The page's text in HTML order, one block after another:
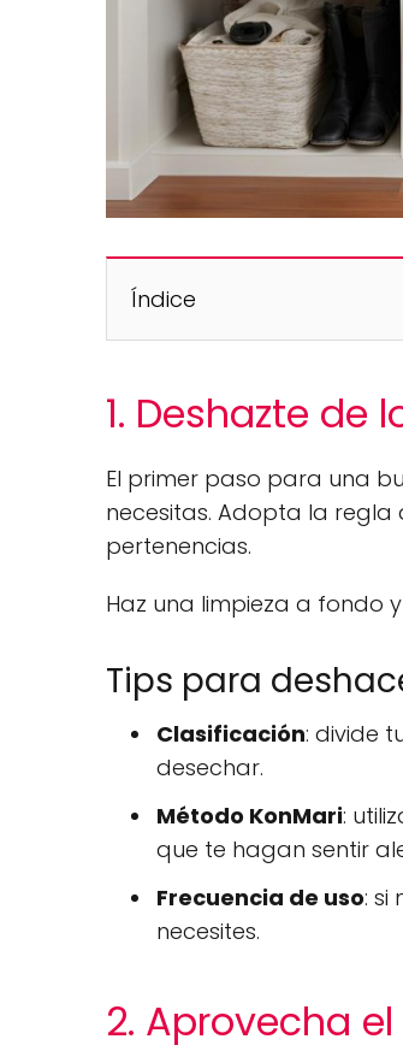
Índice
1. Deshazte de
El primer paso para una
necesitas. Adopta la regla
pertenencias.
Haz una limpieza a fondo
Tips para
Clasificación: divide
desechar.
Método KonMari:
que te hagan sentir
Frecuencia de uso: si
necesites.
2. Aprovecha